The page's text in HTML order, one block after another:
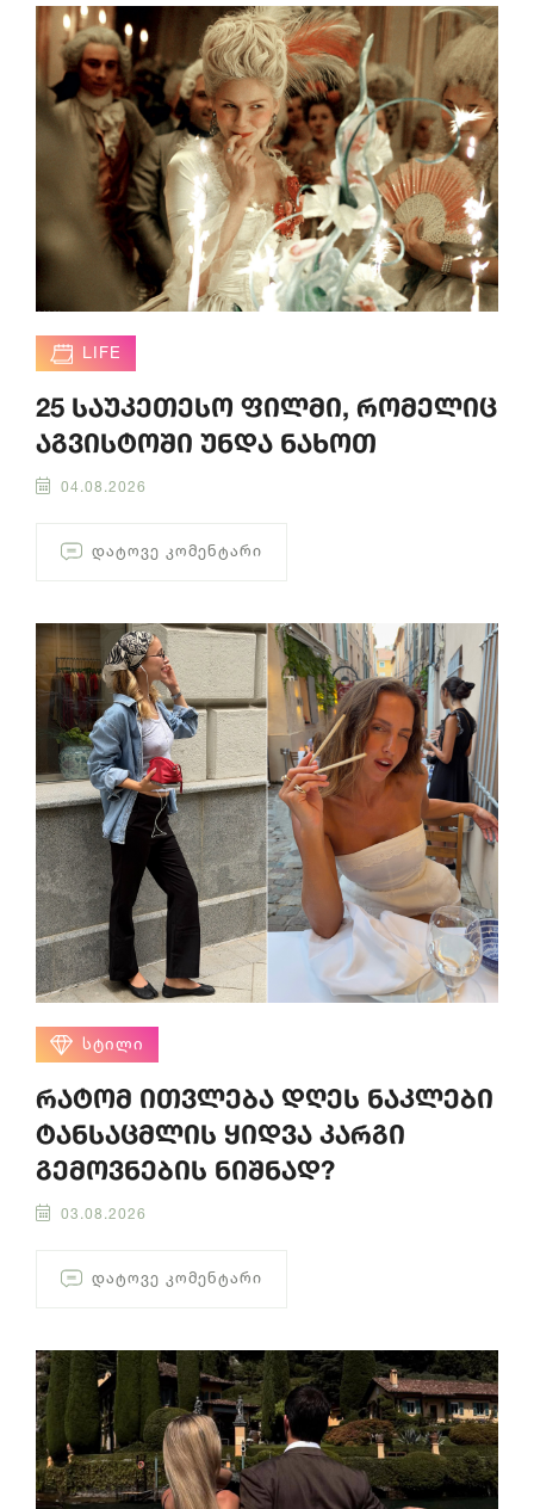
LIFE
25 საუკეთესო ფილმი, რომელიც
აგვისტოში უნდა ნახოთ
04.08.2026
ᲓᲐᲢᲝᲕᲔ ᲙᲝᲛᲔᲜᲢᲐᲠᲘ
ᲡᲢᲘᲚᲘ
რატომ ითვლება დღეს ნაკლები
ტანსაცმლის ყიდვა კარგი
გემოვნების ნიშნად?
03.08.2026
ᲓᲐᲢᲝᲕᲔ ᲙᲝᲛᲔᲜᲢᲐᲠᲘ